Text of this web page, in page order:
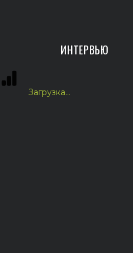
ИНТЕРВЬЮ
Загрузка...